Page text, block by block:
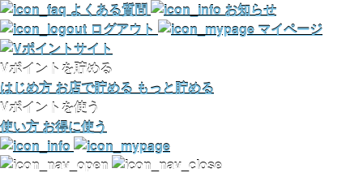
よくある質問
お知らせ
ログアウト
マイページ
Vポイントを貯める
はじめ方 お店で貯める もっと貯める
Vポイントを使う
使い方 お得に使う